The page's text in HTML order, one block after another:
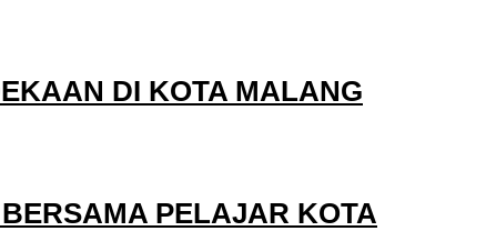
DI KOTA MALANG
PELAJAR KOTA